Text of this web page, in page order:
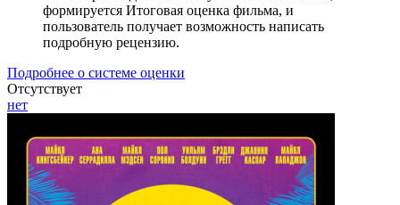
формируется Итоговая оценка фильма, и
пользователь получает возможность написать
подробную рецензию.
Подробнее о системе оценки
Отсутствует
нет